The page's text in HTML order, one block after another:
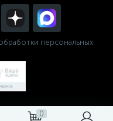
0
персональных